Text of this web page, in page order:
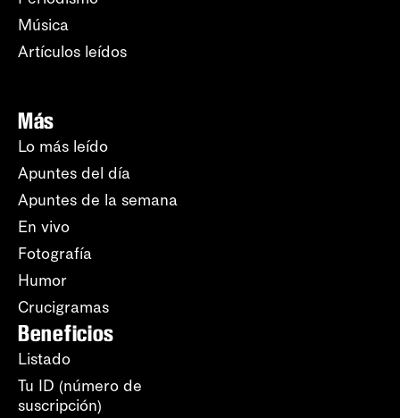
Música
Artículos leídos
Más
Lo más leído
Apuntes del día
Apuntes de la semana
En vivo
Fotografía
Humor
Crucigramas
Beneficios
Listado
Tu ID (número de
suscripción)